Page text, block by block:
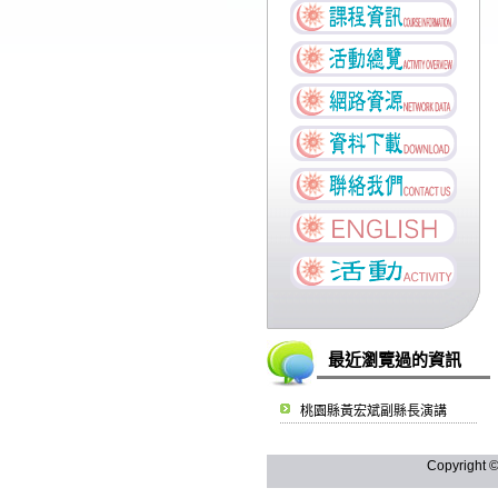
最近瀏覽過的資訊
桃園縣黃宏斌副縣長演講
Copyright